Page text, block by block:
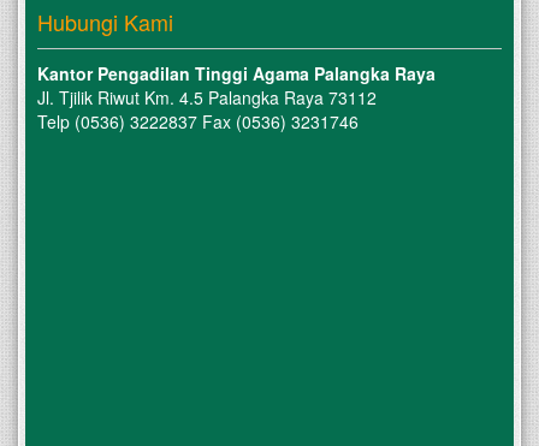
Hubungi Kami
Kantor Pengadilan Tinggi Agama Palangka Raya
Jl. Tjilik Riwut Km. 4.5 Palangka Raya 73112
Telp (0536) 3222837 Fax (0536) 3231746